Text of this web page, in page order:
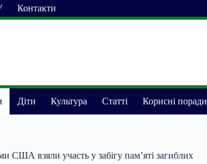
Контакти
Діти Культура Статті Корисні поради
США взяли участь у забігу пам’яті загиблих